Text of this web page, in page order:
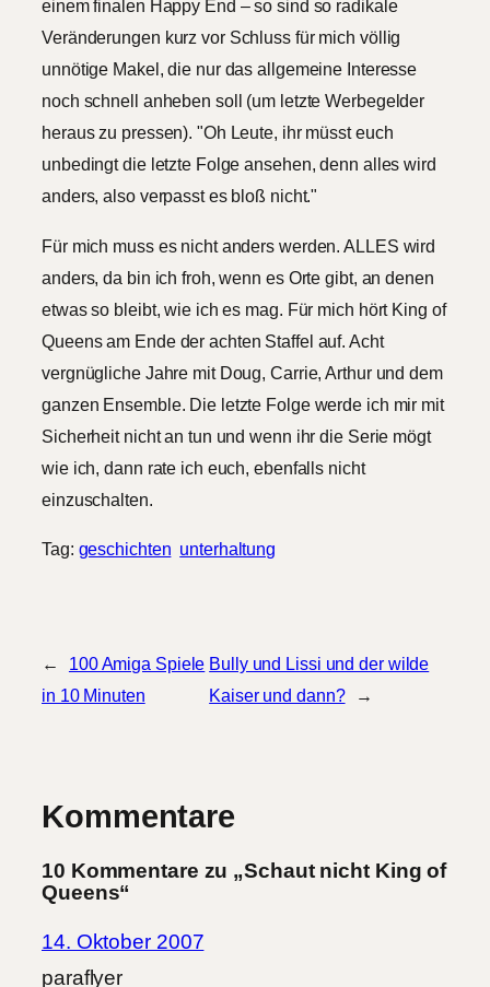
einem finalen Happy End – so sind so radikale
Veränderungen kurz vor Schluss für mich völlig
unnötige Makel, die nur das allgemeine Interesse
noch schnell anheben soll (um letzte Werbegelder
heraus zu pressen). "Oh Leute, ihr müsst euch
unbedingt die letzte Folge ansehen, denn alles wird
anders, also verpasst es bloß nicht."
Für mich muss es nicht anders werden. ALLES wird
anders, da bin ich froh, wenn es Orte gibt, an denen
etwas so bleibt, wie ich es mag. Für mich hört King of
Queens am Ende der achten Staffel auf. Acht
vergnügliche Jahre mit Doug, Carrie, Arthur und dem
ganzen Ensemble. Die letzte Folge werde ich mir mit
Sicherheit nicht an tun und wenn ihr die Serie mögt
wie ich, dann rate ich euch, ebenfalls nicht
einzuschalten.
Tag: geschichten unterhaltung
←
100 Amiga Spiele
in 10 Minuten
Bully und Lissi und der wilde
Kaiser und dann?
→
Kommentare
10 Kommentare zu „Schaut nicht King of
Queens“
14. Oktober 2007
paraflyer